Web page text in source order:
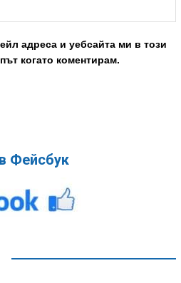
адреса и уебсайта ми в този
когато коментирам.
Фейсбук